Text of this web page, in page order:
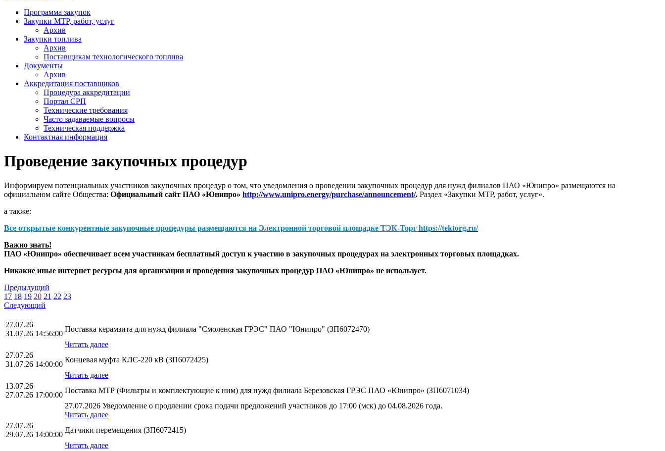
Программа закупок
Закупки МТР, работ, услуг
Архив
Закупки топлива
Архив
Поставщикам технологического топлива
Документы
Архив
Аккредитация поставщиков
Процедура аккредитации
Портал СРП
Технические требования
Часто задаваемые вопросы
Техническая поддержка
Контактная информация
Проведение закупочных процедур
Информируем потенциальных участников закупочных процедур о том, что уведомления о проведении закупочных процедур для нужд филиалов ПАО «Юнипро» размещаются на
официальном сайте Общества: Официальный сайт ПАО «Юнипро» http://www.unipro.energy/purchase/announcement/. Раздел «Закупки МТР, работ, услуг».
а также:
Все открытые конкурентные закупочные процедуры размещаются на Электронной торговой площадке ТЭК-Торг https://tektorg.ru/
Важно знать!
ПАО «Юнипро» обеспечивает всем участникам бесплатный доступ к участию в закупочных процедурах на электронных торговых площадках.
Никакие иные интернет ресурсы для организации и проведения закупочных процедур ПАО «Юнипро» не использует.
Предыдущий
17 18 19 20 21 22 23
Следующий
27.07.26
31.07.26 14:56:00
Поставка керамзита для нужд филиала "Смоленская ГРЭС" ПАО "Юнипро" (ЗП6072470)
Читать далее
27.07.26
31.07.26 14:00:00
Концевая муфта КЛС-220 кВ (ЗП6072425)
Читать далее
13.07.26
27.07.26 17:00:00
Поставка МТР (Фильтры и комплектующие к ним) для нужд филиала Березовская ГРЭС ПАО «Юнипро» (ЗП6071034)
27.07.2026 Уведомление о продлении срока подачи предложений участников до 17:00 (мск) до 04.08.2026 года.
Читать далее
27.07.26
29.07.26 14:00:00
Датчики перемещения (ЗП6072415)
Читать далее